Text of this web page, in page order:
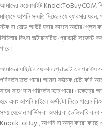
আমাদের ওয়েবসাইট KnockToBuy.COM
মাধ্যমে আপনি সম্মতি দিচ্ছেন যে ব্যাবসার
স্টক বা সোল্ড আউট হবার কারনে অর্ডার প্লেস
সিমিলার কিংবা অল্টারনেটিভ প্রোডাক্ট
পারে।
আমাদের সাইটের যেকোন প্রোডাক্ট এর প্রাইস
পরিবর্তন হতে পারে। আমরা সর্বাত্মক চেষ্টা
সাথে সাথে দাম পরিবর্তন হতে পারে।
হবে এবং আপনি চাইলে অর্ডারটা নিতে পারেন
সময় যেকোন সার্ভিস বা অফার বা ডেলিভারি বন্ধ
KnockToBuy , আপনি বা অন্য কারো কাছে